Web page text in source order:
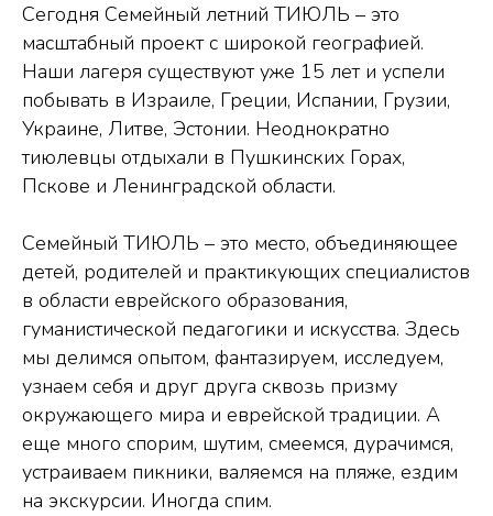
Сегодня Семейный летний ТИЮЛЬ – это
масштабный проект с широкой географией.
Наши лагеря существуют уже 15 лет и успели
побывать в Израиле, Греции, Испании, Грузии,
Украине, Литве, Эстонии. Неоднократно
тиюлевцы отдыхали в Пушкинских Горах,
Пскове и Ленинградской области.
Семейный ТИЮЛЬ – это место, объединяющее
детей, родителей и практикующих специалистов
в области еврейского образования,
гуманистической педагогики и искусства. Здесь
мы делимся опытом, фантазируем, исследуем,
узнаем себя и друг друга сквозь призму
окружающего мира и еврейской традиции. А
еще много спорим, шутим, смеемся, дурачимся,
устраиваем пикники, валяемся на пляже, ездим
на экскурсии. Иногда спим.